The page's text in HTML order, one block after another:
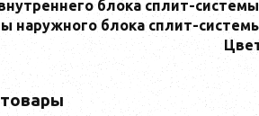
блока сплит-
наружного блока сплит-